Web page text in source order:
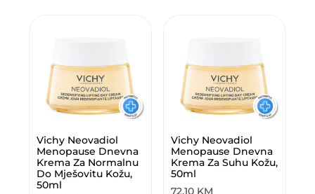
Vichy Neovadiol
Menopause Dnevna
Krema Za Normalnu
Do Mješovitu Kožu,
50ml
Vichy Neovadiol
Menopause Dnevna
Krema Za Suhu Kožu,
50ml
72,10 KM